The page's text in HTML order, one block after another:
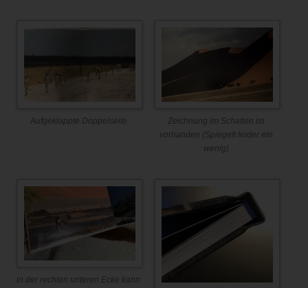
Aufgeklappte Doppelseite
Zeichnung im Schatten ist
vorhanden (Spiegelt leider ein
wenig)
in der rechten unteren Ecke kann